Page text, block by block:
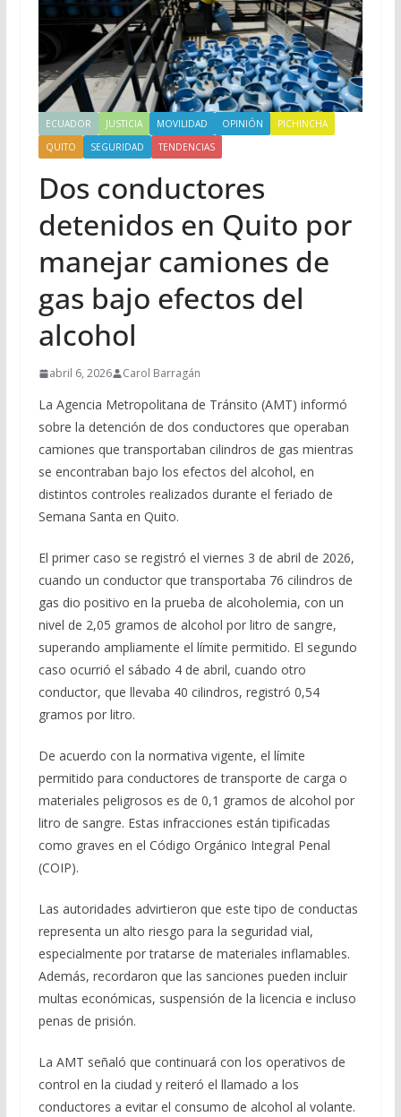
ECUADOR JUSTICIA MOVILIDAD OPINIÓN
PICHINCHA
QUITO
SEGURIDAD TENDENCIAS
Dos conductores
detenidos en Quito por
manejar camiones de
gas bajo efectos del
alcohol
abril 6, 2026 Carol Barragán
La Agencia Metropolitana de Tránsito (AMT) informó
sobre la detención de dos conductores que operaban
camiones que transportaban cilindros de gas mientras
se encontraban bajo los efectos del alcohol, en
distintos controles realizados durante el feriado de
Semana Santa en Quito.
El primer caso se registró el viernes 3 de abril de 2026,
cuando un conductor que transportaba 76 cilindros de
gas dio positivo en la prueba de alcoholemia, con un
nivel de 2,05 gramos de alcohol por litro de sangre,
superando ampliamente el límite permitido. El segundo
caso ocurrió el sábado 4 de abril, cuando otro
conductor, que llevaba 40 cilindros, registró 0,54
gramos por litro.
De acuerdo con la normativa vigente, el límite
permitido para conductores de transporte de carga o
materiales peligrosos es de 0,1 gramos de alcohol por
litro de sangre. Estas infracciones están tipificadas
como graves en el Código Orgánico Integral Penal
(COIP).
Las autoridades advirtieron que este tipo de conductas
representa un alto riesgo para la seguridad vial,
especialmente por tratarse de materiales inflamables.
Además, recordaron que las sanciones pueden incluir
multas económicas, suspensión de la licencia e incluso
penas de prisión.
La AMT señaló que continuará con los operativos de
control en la ciudad y reiteró el llamado a los
conductores a evitar el consumo de alcohol al volante.